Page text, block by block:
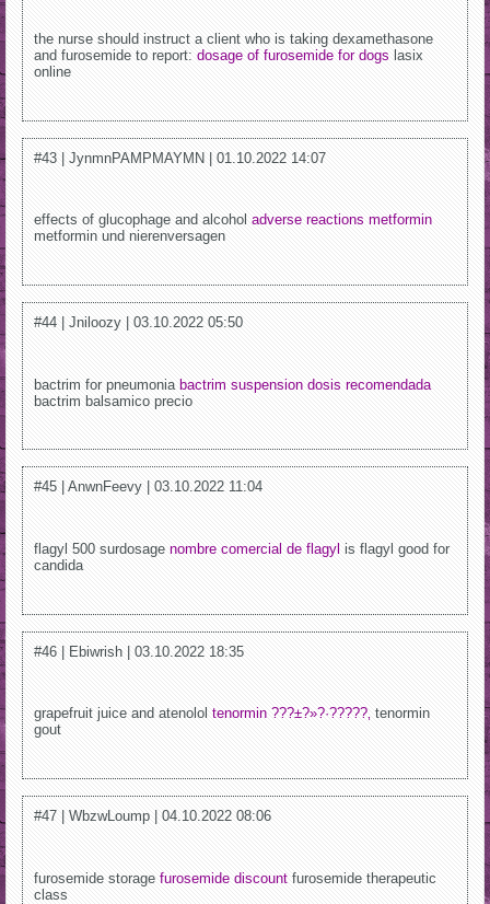
the nurse should instruct a client who is taking dexamethasone
and furosemide to report: dosage of furosemide for dogs lasix
online
#43 | JynmnPAMPMAYMN | 01.10.2022 14:07
effects of glucophage and alcohol adverse reactions metformin
metformin und nierenversagen
#44 | Jniloozy | 03.10.2022 05:50
bactrim for pneumonia bactrim suspension dosis recomendada
bactrim balsamico precio
#45 | AnwnFeevy | 03.10.2022 11:04
flagyl 500 surdosage nombre comercial de flagyl is flagyl good for
candida
#46 | Ebiwrish | 03.10.2022 18:35
grapefruit juice and atenolol tenormin ???±?»?·?????‚ tenormin
gout
#47 | WbzwLoump | 04.10.2022 08:06
furosemide storage furosemide discount furosemide therapeutic
class